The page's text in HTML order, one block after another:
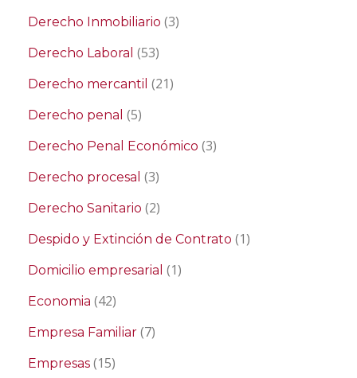
Derecho Inmobiliario (3)
Derecho Laboral (53)
Derecho mercantil (21)
Derecho penal (5)
Derecho Penal Económico (3)
Derecho procesal (3)
Derecho Sanitario (2)
Despido y Extinción de Contrato (1)
Domicilio empresarial (1)
Economia (42)
Empresa Familiar (7)
Empresas (15)